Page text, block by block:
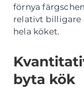
förnya
relativt billigare
hela köket.
byta kök